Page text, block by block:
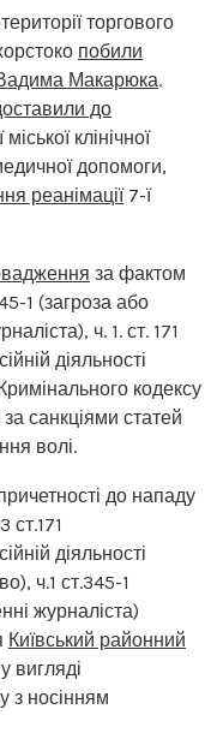
торгового
побили
Макарюка.
до
клінічної
допомоги,
реанімації7-ї
за фактом
1 (загроза або
ч. 1. ст. 171
діяльності
кодексу
санкціями статей
волі.
до нападу
діяльності
ч.1 ст.345-1
журналіста)
Київський районний
у вигляді
з носінням